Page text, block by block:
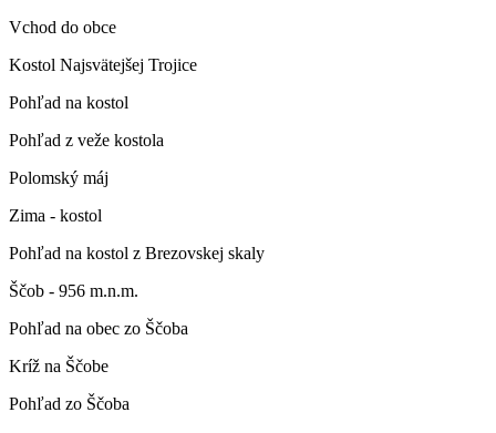
Vchod do obce
Kostol Najsvätejšej Trojice
Pohľad na kostol
Pohľad z veže kostola
Polomský máj
Zima - kostol
Pohľad na kostol z Brezovskej skaly
Ščob - 956 m.n.m.
Pohľad na obec zo Ščoba
Kríž na Ščobe
Pohľad zo Ščoba